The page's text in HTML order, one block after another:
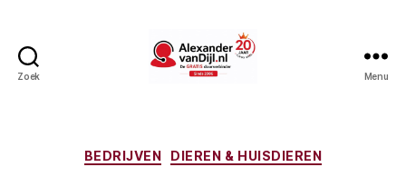
Zoek Menu
Categorieën
BEDRIJVEN DIEREN & HUISDIEREN